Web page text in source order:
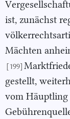
ist, zunächst
Mächten
[199]
gestellt,
vom Häuptling